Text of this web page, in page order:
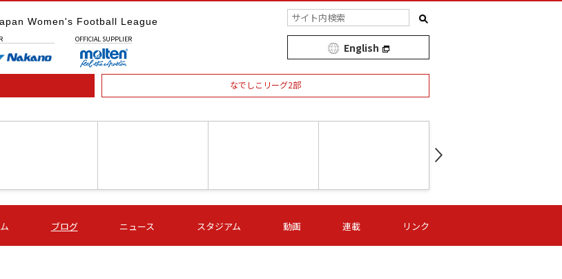
Women's Football League
OFFICIAL SUPPLIER
English
なでしこリーグ2部
第16節 09/05 (土) 16:00
ＡＧＦ
-
いちご
-
第16節 09/06 (日) 15:00
-
第16節 09/06 (日) 15:00
- -
ブログ ニュース スタジアム 動画 連載 リンク